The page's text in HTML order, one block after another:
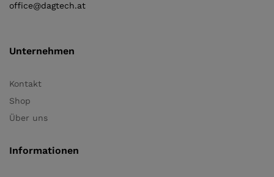
office@dagtech.at
Unternehmen
Kontakt
Shop
Über uns
Informationen